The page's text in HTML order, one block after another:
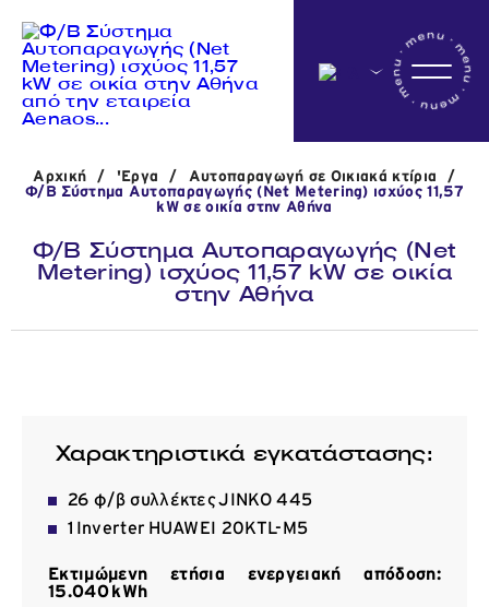
Η εταιρεία
Δραστηριότητες
Νέα
Επικοινωνία
Αρχική / 'Εργα / Αυτοπαραγωγή σε Οικιακά κτίρια
/
Φ/Β Σύστημα Αυτοπαραγωγής (Net Metering) ισχύος 11,57
kW σε οικία στην Αθήνα
Φ/Β Σύστημα Αυτοπαραγωγής (Net
Metering) ισχύος 11,57 kW σε οικία
στην Αθήνα
Χαρακτηριστικά εγκατάστασης:
26 φ/β συλλέκτες JINKO 445
1 Inverter HUAWEI 20KTL-Μ5
Εκτιμώμενη ετήσια ενεργειακή απόδοση:
15.040 kWh